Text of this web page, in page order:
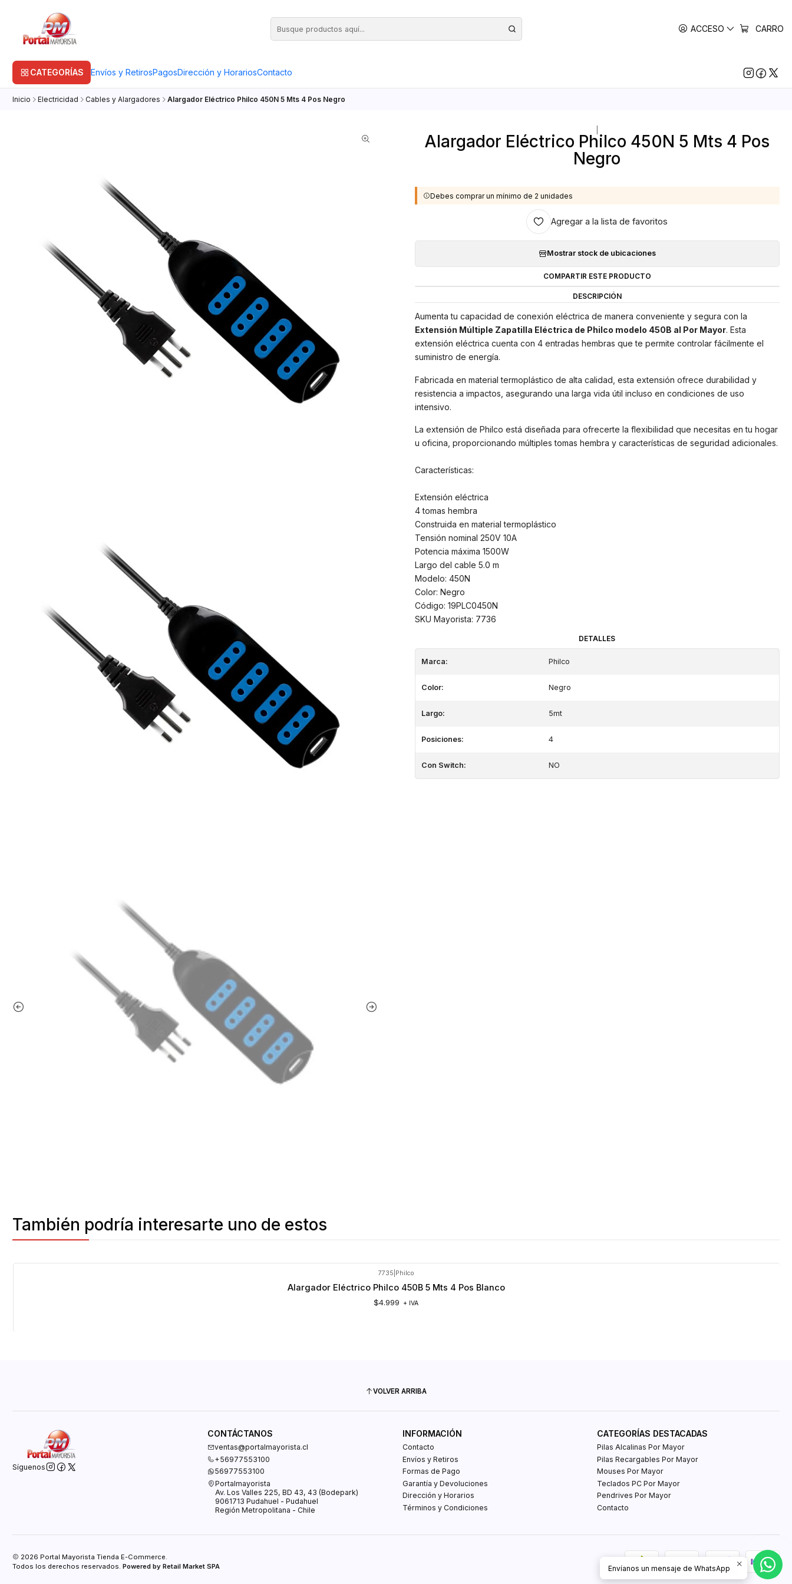
ACCESO CARRO
CATEGORÍAS Envíos y RetirosPagosDirección y HorariosContacto
Inicio Electricidad Cables y Alargadores Alargador Eléctrico Philco 450N 5 Mts 4 Pos Negro
Alargador Eléctrico Philco 450N 5 Mts 4 Pos
Negro
Debes comprar un mínimo de 2 unidades
Agregar a la lista de favoritos
Mostrar stock de ubicaciones
COMPARTIR ESTE PRODUCTO
DESCRIPCIÓN
Aumenta tu capacidad de conexión eléctrica de manera conveniente y segura con la
Extensión Múltiple Zapatilla Eléctrica de Philco modelo 450B al Por Mayor. Esta
extensión eléctrica cuenta con 4 entradas hembras que te permite controlar fácilmente el
suministro de energía.
Fabricada en material termoplástico de alta calidad, esta extensión ofrece durabilidad y
resistencia a impactos, asegurando una larga vida útil incluso en condiciones de uso
intensivo.
La extensión de Philco está diseñada para ofrecerte la flexibilidad que necesitas en tu hogar
u oficina, proporcionando múltiples tomas hembra y características de seguridad adicionales.
Características:
Extensión eléctrica
4 tomas hembra
Construida en material termoplástico
Tensión nominal 250V 10A
Potencia máxima 1500W
Largo del cable 5.0 m
Modelo: 450N
Color: Negro
Código: 19PLC0450N
SKU Mayorista: 7736
DETALLES
Marca: Philco
Color: Negro
Largo: 5mt
Posiciones: 4
Con Switch: NO
También podría interesarte uno de estos
7735 Philco
Alargador Eléctrico Philco 450B 5 Mts 4 Pos Blanco
$4.999 + IVA
VOLVER ARRIBA
Síguenos
CONTÁCTANOS
ventas@portalmayorista.cl
+56977553100
56977553100
Portalmayorista
Av. Los Valles 225, BD 43, 43 (Bodepark)
9061713 Pudahuel - Pudahuel
Región Metropolitana - Chile
INFORMACIÓN
Contacto
Envíos y Retiros
Formas de Pago
Garantía y Devoluciones
Dirección y Horarios
Términos y Condiciones
CATEGORÍAS DESTACADAS
Pilas Alcalinas Por Mayor
Pilas Recargables Por Mayor
Mouses Por Mayor
Teclados PC Por Mayor
Pendrives Por Mayor
Contacto
2026 Portal Mayorista Tienda E-Commerce.
Todos los derechos reservados. Powered by Retail Market SPA Envíanos un mensaje de WhatsApp